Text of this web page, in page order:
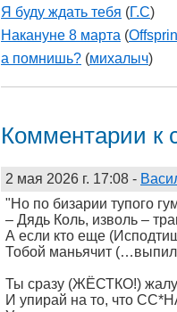
Я буду ждать тебя (Г.С)
Накануне 8 марта (
а помнишь? (михалыч)
Комментарии к
2 мая 2026 г. 17:08 -
"Но по бизарии тупого
– Дядь Коль, изволь –
А если кто еще
Тобой маньячит (…выпил
Ты сразу (ЖЁСТКО!)
И упирай на то, что